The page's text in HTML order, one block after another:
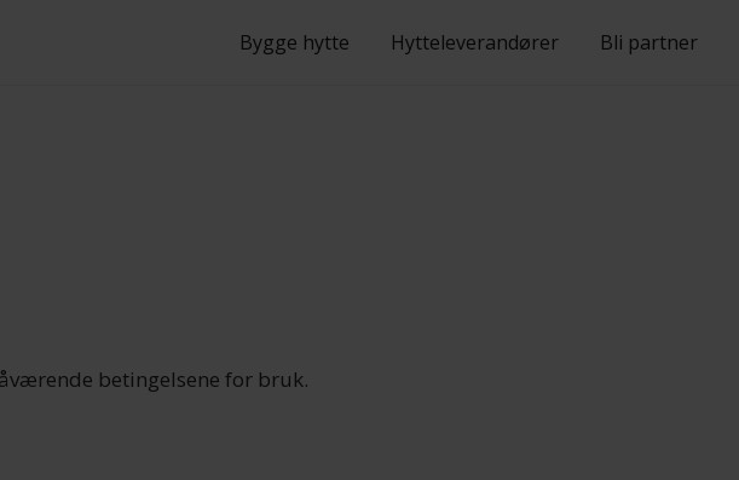
Bygge hytte Hytteleverandører Bli partner
betingelsene for bruk.